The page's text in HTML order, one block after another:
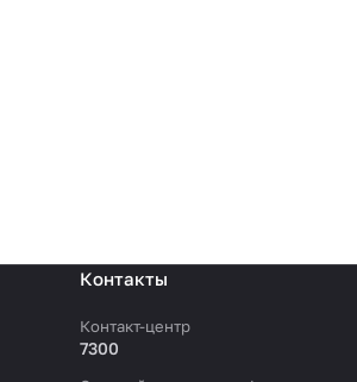
Контакты
Контакт-центр
7300